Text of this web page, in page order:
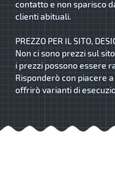
contatto e non sparisco
clienti abituali.
PREZZO PER IL SITO,
Non ci sono prezzi sul
i prezzi possono essere
Risponderò con piacere
offrirò varianti di